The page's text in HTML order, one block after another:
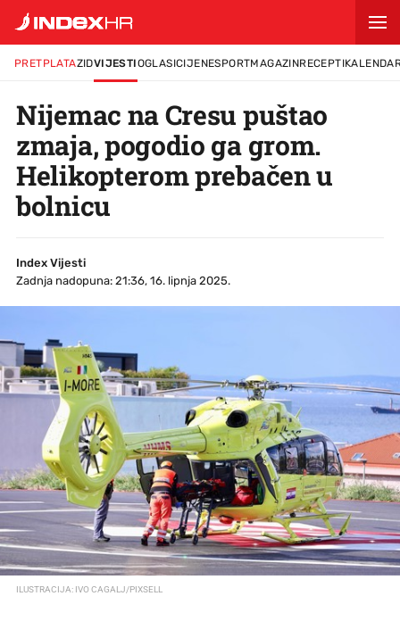
PRETPLATAZIDVIJESTIOGLASICIJENESPORTMAGAZINRECEPTI
Nijemac na Cresu puštao
zmaja, pogodio ga grom.
Helikopterom prebačen u
bolnicu
Index Vijesti
Zadnja nadopuna: 21:36, 16. lipnja 2025.
ILUSTRACIJA: IVO CAGALJ/PIXSELL